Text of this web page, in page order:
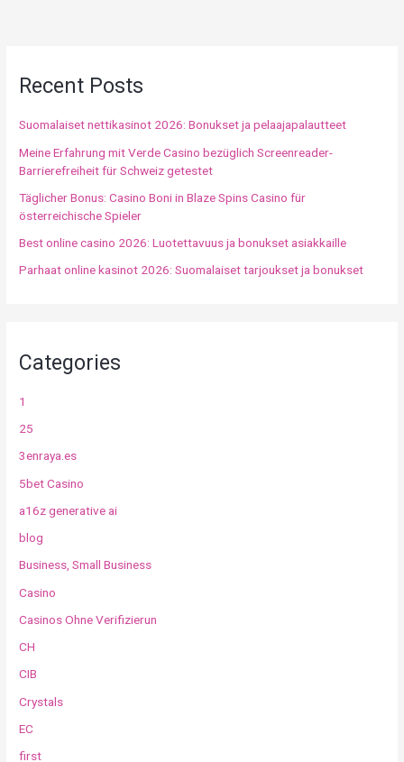
Recent Posts
Suomalaiset nettikasinot 2026: Bonukset ja pelaajapalautteet
Meine Erfahrung mit Verde Casino bezüglich Screenreader-
Barrierefreiheit für Schweiz getestet
Täglicher Bonus: Casino Boni in Blaze Spins Casino für
österreichische Spieler
Best online casino 2026: Luotettavuus ja bonukset asiakkaille
Parhaat online kasinot 2026: Suomalaiset tarjoukset ja bonukset
Categories
1
25
3enraya.es
5bet Casino
a16z generative ai
blog
Business, Small Business
Casino
Casinos Ohne Verifizierun
CH
CIB
Crystals
EC
first